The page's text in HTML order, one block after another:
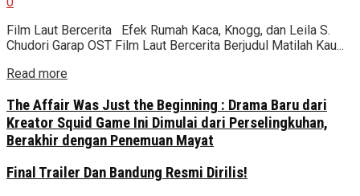
Film Laut Bercerita Efek Rumah Kaca, Knogg, dan Leila S.
Chudori Garap OST Film Laut Bercerita Berjudul Matilah Kau...
Read more
The Affair Was Just the Beginning : Drama Baru dari
Kreator Squid Game Ini Dimulai dari Perselingkuhan,
Berakhir dengan Penemuan Mayat
Final Trailer Dan Bandung Resmi Dirilis!